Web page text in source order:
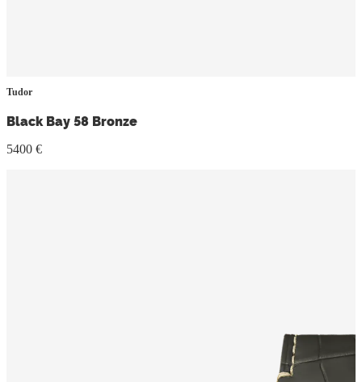
Tudor
Black Bay 58 Bronze
5400 €